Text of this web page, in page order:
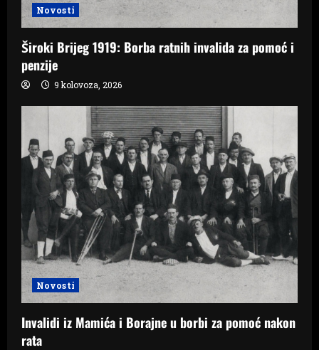
Novosti
Široki Brijeg 1919: Borba ratnih invalida za pomoć i
penzije
9 kolovoza, 2026
Novosti
Invalidi iz Mamića i Borajne u borbi za pomoć nakon
rata